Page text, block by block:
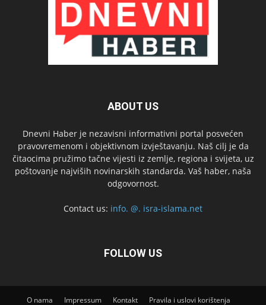
ABOUT US
Dnevni Haber je nezavisni informativni portal posvećen
pravovremenom i objektivnom izvještavanju. Naš cilj je da
čitaocima pružimo tačne vijesti iz zemlje, regiona i svijeta, uz
poštovanje najviših novinarskih standarda. Vaš haber, naša
odgovornost.
Contact us: info. @. isra-islama.net
FOLLOW US
O nama Impressum Kontakt Pravila i uslovi korištenja